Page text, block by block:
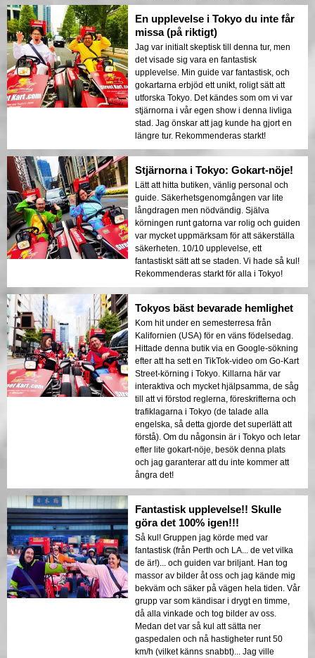
en fantastisk tid och köra runt i Tokyo!
En upplevelse i Tokyo du inte får
missa (på riktigt)
Jag var initialt skeptisk till denna tur, men
det visade sig vara en fantastisk
upplevelse. Min guide var fantastisk, och
gokartarna erbjöd ett unikt, roligt sätt att
utforska Tokyo. Det kändes som om vi var
stjärnorna i vår egen show i denna livliga
stad. Jag önskar att jag kunde ha gjort en
längre tur. Rekommenderas starkt!
Stjärnorna i Tokyo: Gokart-nöje!
Lätt att hitta butiken, vänlig personal och
guide. Säkerhetsgenomgången var lite
långdragen men nödvändig. Själva
körningen runt gatorna var rolig och guiden
var mycket uppmärksam för att säkerställa
säkerheten. 10/10 upplevelse, ett
fantastiskt sätt att se staden. Vi hade så kul!
Rekommenderas starkt för alla i Tokyo!
Tokyos bäst bevarade hemlighet
Kom hit under en semesterresa från
Kalifornien (USA) för en väns födelsedag.
Hittade denna butik via en Google-sökning
efter att ha sett en TikTok-video om Go-Kart
Street-körning i Tokyo. Killarna här var
interaktiva och mycket hjälpsamma, de såg
till att vi förstod reglerna, föreskrifterna och
trafiklagarna i Tokyo (de talade alla
engelska, så detta gjorde det superlätt att
förstå). Om du någonsin är i Tokyo och letar
efter lite gokart-nöje, besök denna plats
och jag garanterar att du inte kommer att
ångra det!
Fantastisk upplevelse!! Skulle
göra det 100% igen!!!
Så kul! Gruppen jag körde med var
fantastisk (från Perth och LA... de vet vilka
de är!)... och guiden var briljant. Han tog
massor av bilder åt oss och jag kände mig
bekväm och säker på vägen hela tiden. Vår
grupp var som kändisar i drygt en timme,
då alla vinkade och tog bilder av oss.
Medan det var så kul att sätta ner
gaspedalen och nå hastigheter runt 50
km/h (vilket känns snabbt)... Jag ville